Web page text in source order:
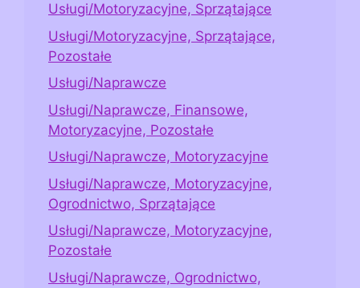
Usługi/Motoryzacyjne, Sprzątające
Usługi/Motoryzacyjne, Sprzątające,
Pozostałe
Usługi/Naprawcze
Usługi/Naprawcze, Finansowe,
Motoryzacyjne, Pozostałe
Usługi/Naprawcze, Motoryzacyjne
Usługi/Naprawcze, Motoryzacyjne,
Ogrodnictwo, Sprzątające
Usługi/Naprawcze, Motoryzacyjne,
Pozostałe
Usługi/Naprawcze, Ogrodnictwo,